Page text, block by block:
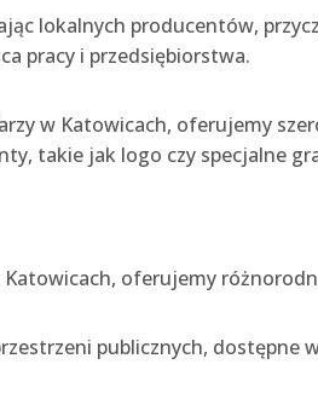
lokalnych producentów,
pracy i przedsiębiorstwa.
w Katowicach, oferujemy
takie jak logo czy specjalne
oferujemy
publicznych, dostępne